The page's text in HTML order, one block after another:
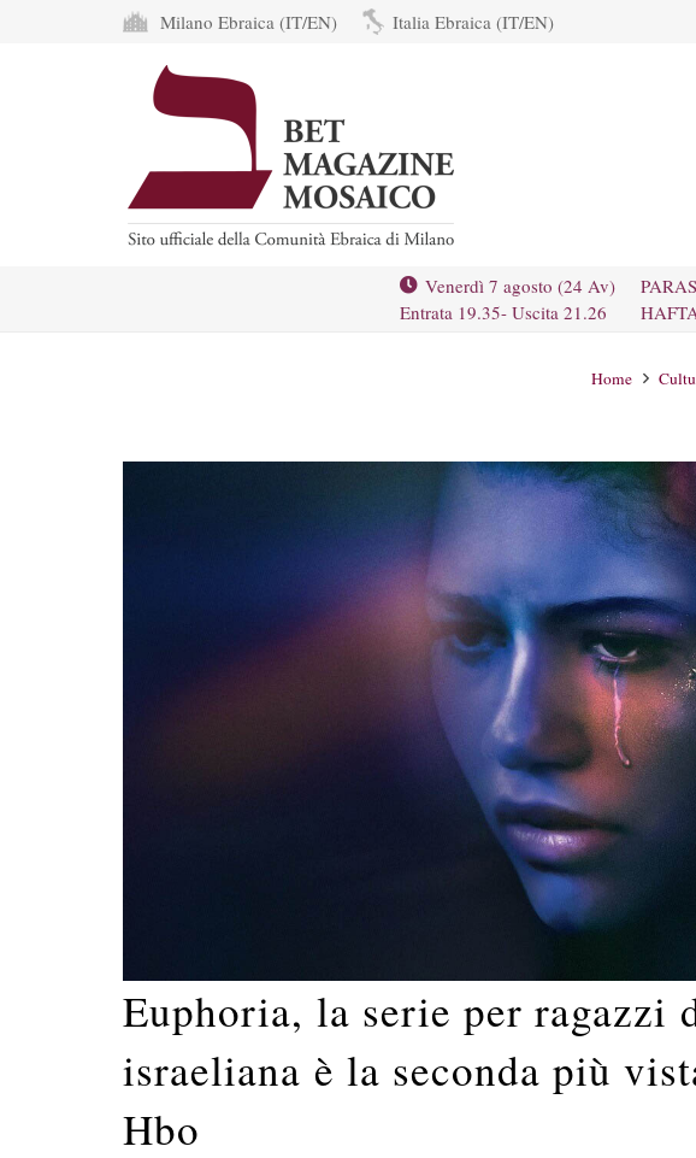
Milano Ebraica (IT/EN) Italia Ebraica (IT/EN)
Venerdì 7 agosto (24 Av)
Entrata 19.35- Uscita 21.26
Home
Euphoria, la serie per ragazzi
israeliana è la seconda più
Hbo